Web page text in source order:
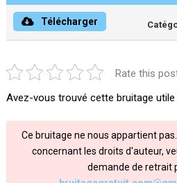
Télécharger
Rate this
Avez-vous trouvé cette bruitage utile
Ce bruitage ne nous appartient
concernant les droits d'auteur,
demande de retrait